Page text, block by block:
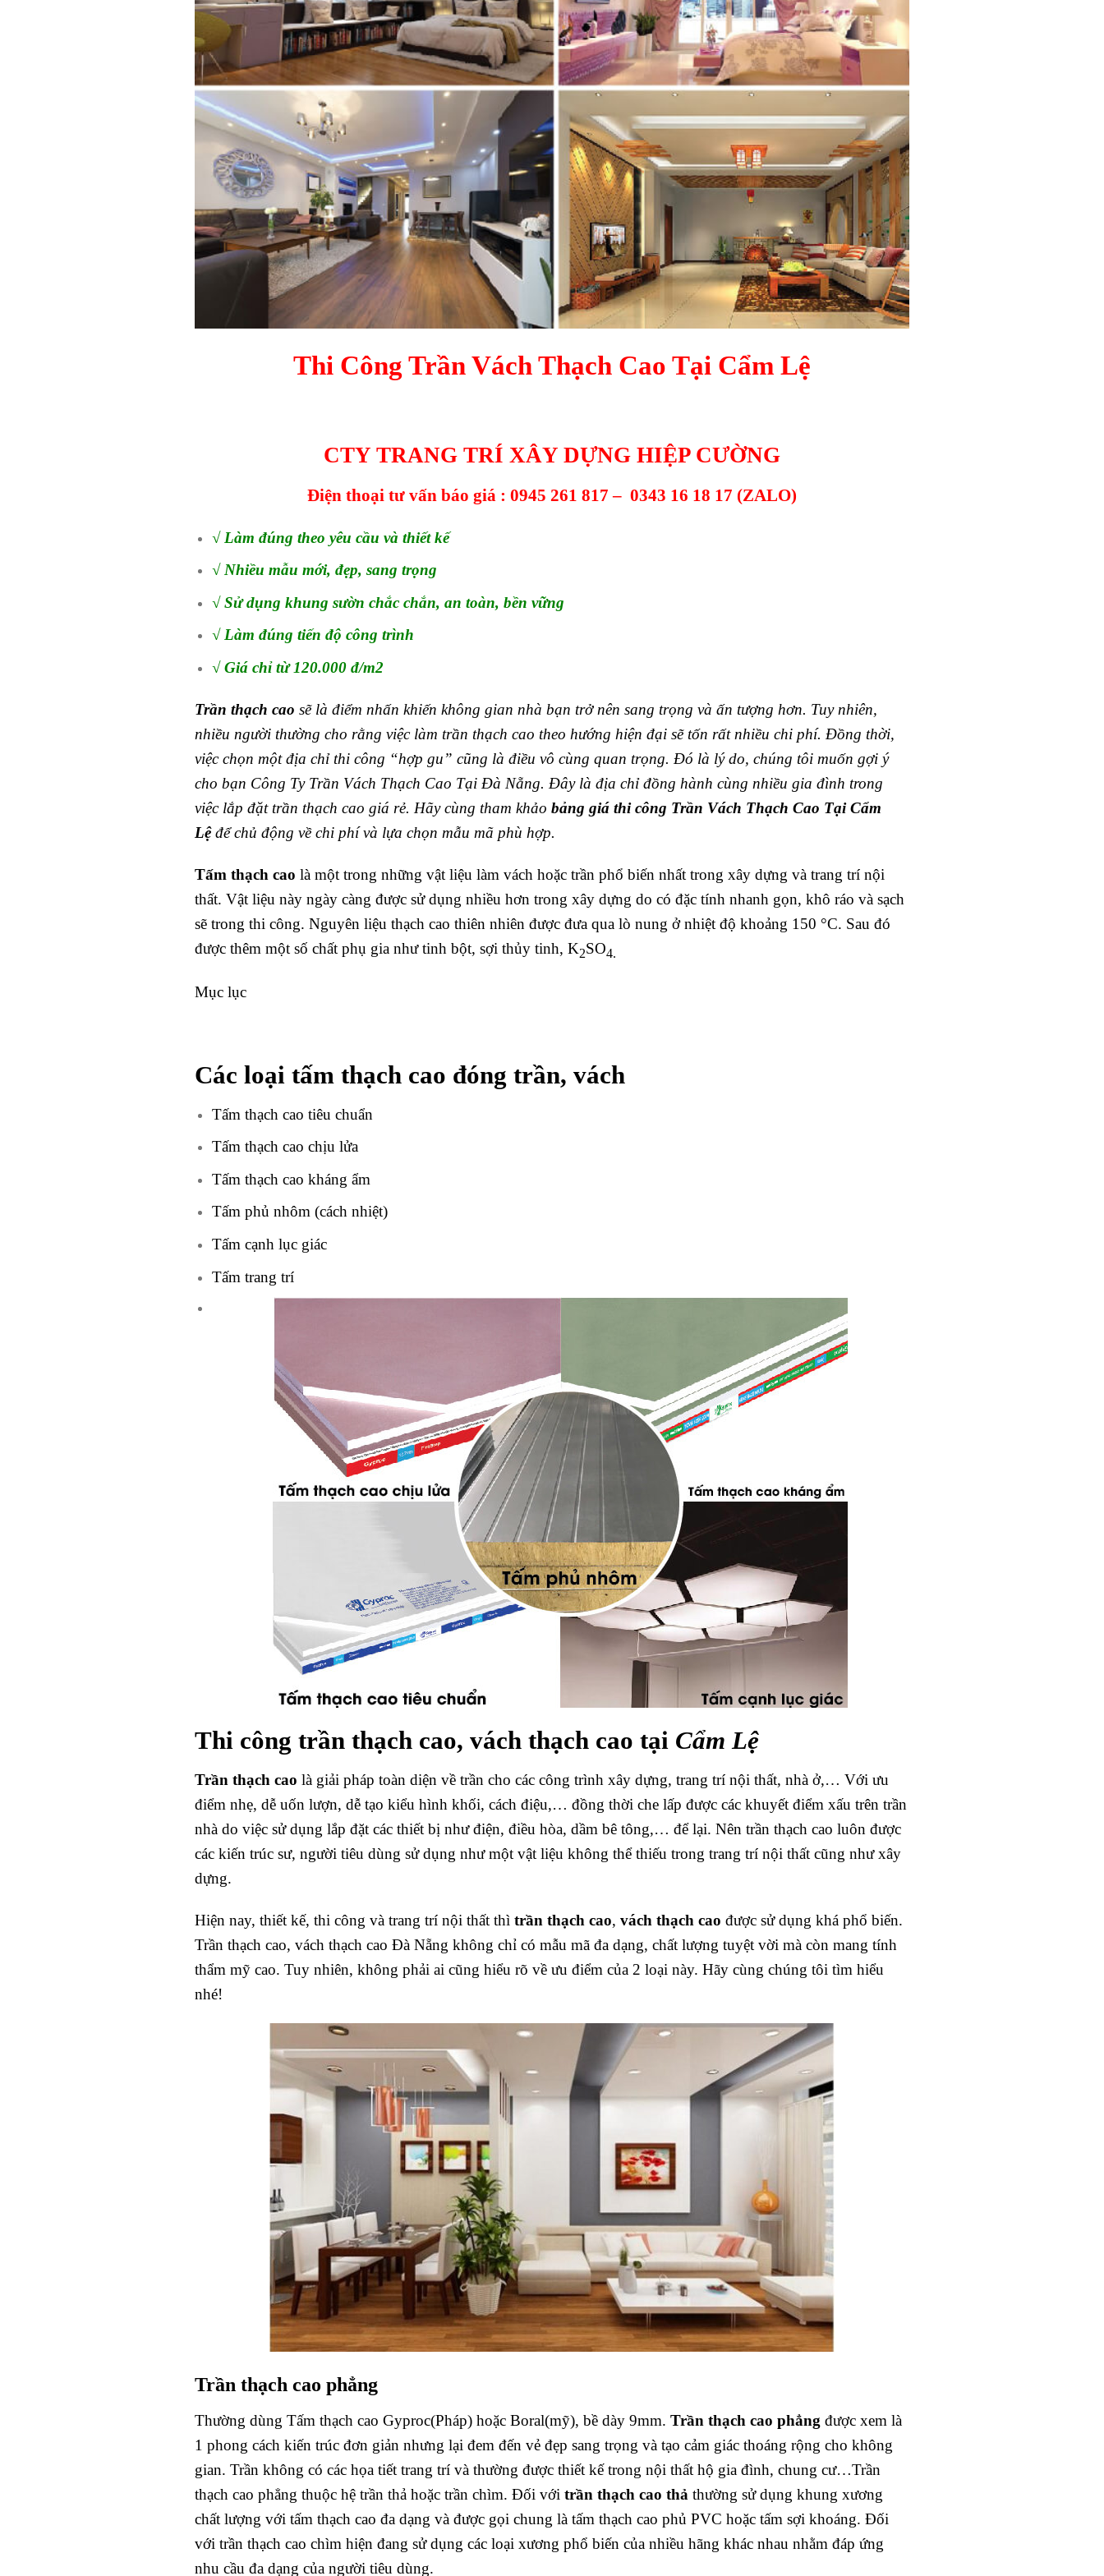
Thi Công Trần Vách Thạch Cao Tại Cẩm Lệ
CTY TRANG TRÍ XÂY DỰNG HIỆP CƯỜNG
Điện thoại tư vấn báo giá : 0945 261 817 – 0343 16 18 17 (ZALO)
√ Làm đúng theo yêu cầu và thiết kế
√ Nhiều mẫu mới, đẹp, sang trọng
√ Sử dụng khung sườn chắc chắn, an toàn, bền vững
√ Làm đúng tiến độ công trình
√ Giá chỉ từ 120.000 đ/m2
Trần thạch cao sẽ là điểm nhấn khiến không gian nhà bạn trở nên sang trọng và ấn tượng hơn. Tuy nhiên,
nhiều người thường cho rằng việc làm trần thạch cao theo hướng hiện đại sẽ tốn rất nhiều chi phí. Đồng thời,
việc chọn một địa chỉ thi công “hợp gu” cũng là điều vô cùng quan trọng. Đó là lý do, chúng tôi muốn gợi ý
cho bạn Công Ty Trần Vách Thạch Cao Tại Đà Nẵng. Đây là địa chỉ đồng hành cùng nhiều gia đình trong
việc lắp đặt trần thạch cao giá rẻ. Hãy cùng tham khảo bảng giá thi công Trần Vách Thạch Cao Tại Cẩm
Lệđể chủ động về chi phí và lựa chọn mẫu mã phù hợp.
Tấm thạch cao là một trong những vật liệu làm vách hoặc trần phổ biến nhất trong xây dựng và trang trí nội
thất. Vật liệu này ngày càng được sử dụng nhiều hơn trong xây dựng do có đặc tính nhanh gọn, khô ráo và sạch
sẽ trong thi công. Nguyên liệu thạch cao thiên nhiên được đưa qua lò nung ở nhiệt độ khoảng 150 °C. Sau đó
được thêm một số chất phụ gia như tinh bột, sợi thủy tinh, K2SO4.
Mục lục
Các loại tấm thạch cao đóng trần, vách
Tấm thạch cao tiêu chuẩn
Tấm thạch cao chịu lửa
Tấm thạch cao kháng ẩm
Tấm phủ nhôm (cách nhiệt)
Tấm cạnh lục giác
Tấm trang trí
Thi công trần thạch cao, vách thạch cao tại Cẩm Lệ
Trần thạch cao là giải pháp toàn diện về trần cho các công trình xây dựng, trang trí nội thất, nhà ở,… Với ưu
điểm nhẹ, dễ uốn lượn, dễ tạo kiểu hình khối, cách điệu,… đồng thời che lấp được các khuyết điểm xấu trên trần
nhà do việc sử dụng lắp đặt các thiết bị như điện, điều hòa, dầm bê tông,… để lại. Nên trần thạch cao luôn được
các kiến trúc sư, người tiêu dùng sử dụng như một vật liệu không thể thiếu trong trang trí nội thất cũng như xây
dựng.
Hiện nay, thiết kế, thi công và trang trí nội thất thì trần thạch cao, vách thạch cao được sử dụng khá phổ biến.
Trần thạch cao, vách thạch cao Đà Nẵng không chỉ có mẫu mã đa dạng, chất lượng tuyệt vời mà còn mang tính
thẩm mỹ cao. Tuy nhiên, không phải ai cũng hiểu rõ về ưu điểm của 2 loại này. Hãy cùng chúng tôi tìm hiểu
nhé!
Trần thạch cao phẳng
Thường dùng Tấm thạch cao Gyproc(Pháp) hoặc Boral(mỹ), bề dày 9mm. Trần thạch cao phẳng được xem là
1 phong cách kiến trúc đơn giản nhưng lại đem đến vẻ đẹp sang trọng và tạo cảm giác thoáng rộng cho không
gian. Trần không có các họa tiết trang trí và thường được thiết kế trong nội thất hộ gia đình, chung cư…Trần
thạch cao phẳng thuộc hệ trần thả hoặc trần chìm. Đối với trần thạch cao thả thường sử dụng khung xương
chất lượng với tấm thạch cao đa dạng và được gọi chung là tấm thạch cao phủ PVC hoặc tấm sợi khoáng. Đối
với trần thạch cao chìm hiện đang sử dụng các loại xương phổ biến của nhiều hãng khác nhau nhằm đáp ứng
nhu cầu đa dạng của người tiêu dùng.